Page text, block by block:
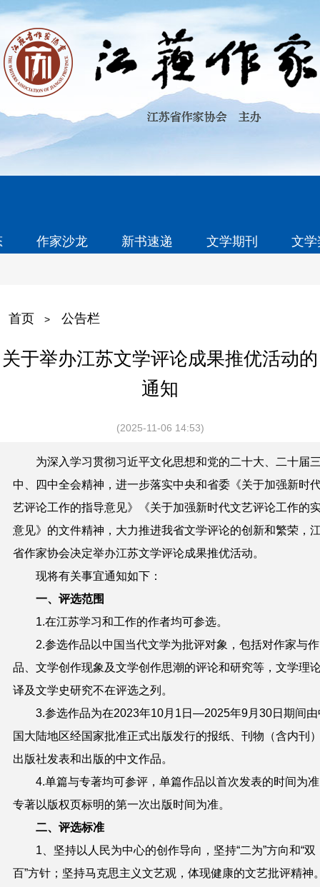
作家沙龙 新书速递 文学期刊 文
首页 > 公告栏
关于举办江苏文学评论成果推优活动的
通知
(2025-11-06 14:53)
为深入学习贯彻习近平文化思想和党的二十大、二十届
中、四中全会精神 ， 进一步落实中央和省委 《关于加强新时
艺评论工作的指导意见》
《关于加强新时代文艺评论工作的
意见》的文件精神， 大力推进我省文学评论的创新和繁荣，
省作家协会决定举办江苏文学评论成果推优活动。
现将有关事宜通知如下：
一、评选范围
1.在江苏学习和工作的作者均可参选。
2.参选作品以中国当代文学为批评对象，包括对作家与作
品、文学创作现象及文学创作思潮的评论和研究等，文学理
译及文学史研究不在评选之列。
3.参选作品为在2023年10月1日—2025年9月30日期间由
国大陆地区经国家批准正式出版发行的报纸、刊物（含内刊
出版社发表和出版的中文作品。
4.单篇与专著均可参评，单篇作品以首次发表的时间为
专著以版权页标明的第一次出版时间为准。
二、评选标准
1、坚持以人民为中心的创作导向，坚持“二为”方向和“双
百”方针；坚持马克思主义文艺观，体现健康的文艺批评精神